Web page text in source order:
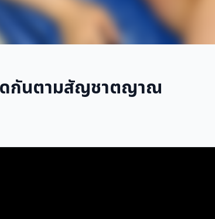
ดกันตามสัญชาตญาณ